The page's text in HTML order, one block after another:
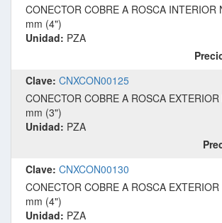
CONECTOR COBRE A ROSCA INTERIOR
mm (4")
Unidad: PZA
Clave: CNXCON00125
CONECTOR COBRE A ROSCA
mm (3")
Unidad: PZA
Clave: CNXCON00130
CONECTOR COBRE A ROSCA
mm (4")
Unidad: PZA